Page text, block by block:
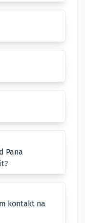
Pana
kontakt na